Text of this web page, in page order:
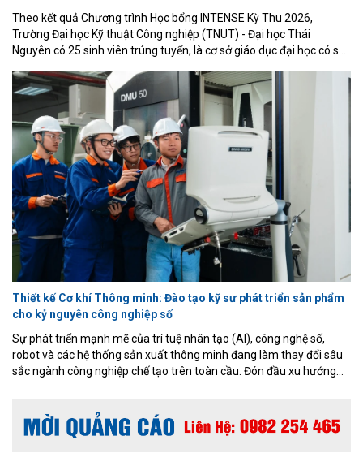
Theo kết quả Chương trình Học bổng INTENSE Kỳ Thu 2026,
Trường Đại học Kỹ thuật Công nghiệp (TNUT) - Đại học Thái
Nguyên có 25 sinh viên trúng tuyển, là cơ sở giáo dục đại học có số
Việt Nam nhận học bổng năm nay.
Thiết kế Cơ khí Thông minh: Đào tạo kỹ sư phát triển sản phẩm
cho kỷ nguyên công nghiệp số
Sự phát triển mạnh mẽ của trí tuệ nhân tạo (AI), công nghệ số,
robot và các hệ thống sản xuất thông minh đang làm thay đổi sâu
sắc ngành công nghiệp chế tạo trên toàn cầu. Đón đầu xu hướng
xây dựng theo định hướng ứng dụng, kết hợp nền tảng cơ khí
truyền thống với các công nghệ thiết kế và sản xuất hiện đại.